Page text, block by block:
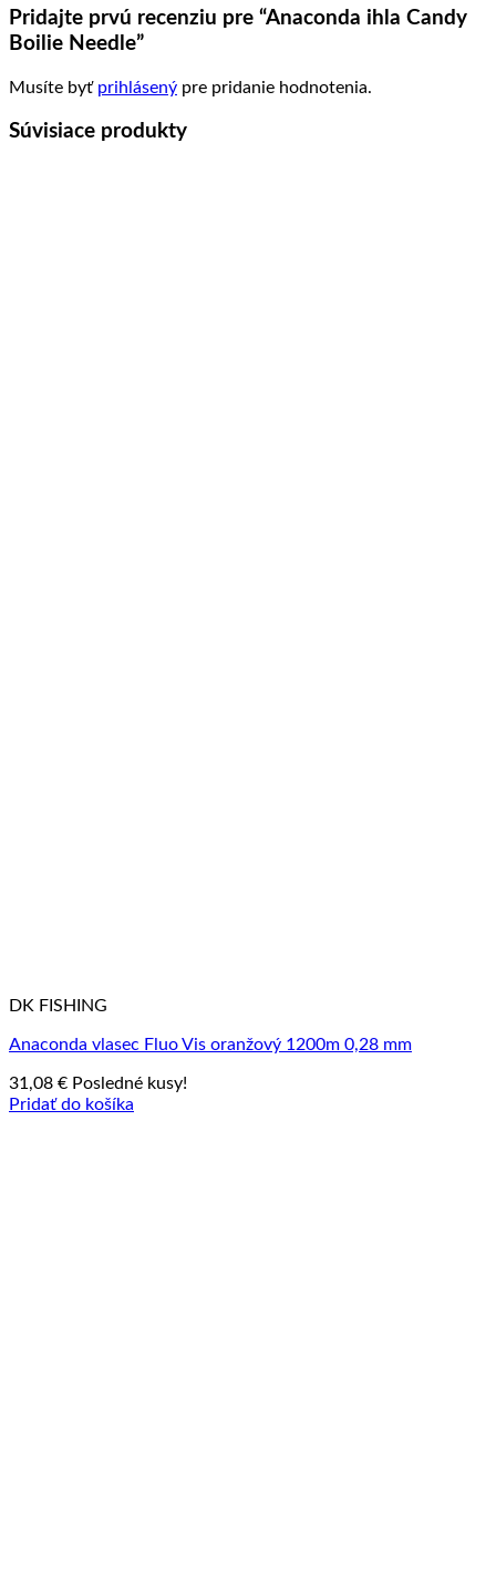
Pridajte prvú recenziu pre “Anaconda ihla Candy
Boilie Needle”
Musíte byť prihlásený pre pridanie hodnotenia.
Súvisiace produkty
DK FISHING
Anaconda vlasec Fluo Vis oranžový 1200m 0,28 mm
31,08 € Posledné kusy!
Pridať do košíka